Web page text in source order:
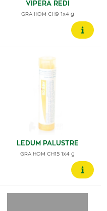
VIPERA REDI
GRA HOM CH9 1x4 g
LEDUM PALUSTRE
GRA HOM CH15 1x4 g